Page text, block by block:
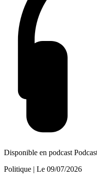
Disponible en podcast
Politique | Le 09/07/2026